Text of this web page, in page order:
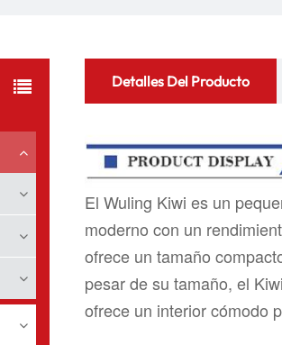
Detalles Del Producto
El Wuling Kiwi es un
moderno con un
ofrece un tamaño
pesar de su tamaño, el
ofrece un interior cómodo